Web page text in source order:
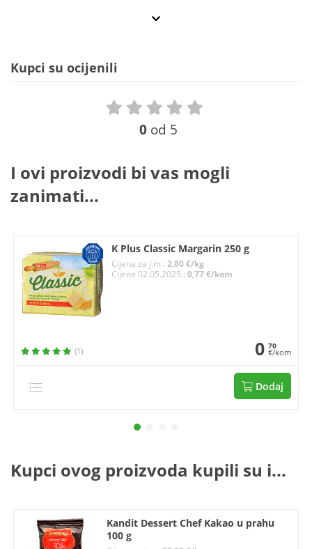
Kupci su ocijenili
0 od 5
I ovi proizvodi bi vas mogli
zanimati...
K Plus Classic Margarin 250 g
Cijena za j.m.:2,80 €/kg
Cijena 02.05.2025.:0,77 €/kom
(1) 0 70
€/kom
Dodaj
Kupci ovog proizvoda kupili su i...
Kandit Dessert Chef Kakao u prahu
100 g